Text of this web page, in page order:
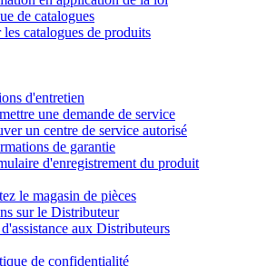
de catalogues
catalogues de produits
d'entretien
une demande de service
un centre de service autorisé
de garantie
d'enregistrement du produit
le magasin de pièces
sur le Distributeur
aux Distributeurs
de confidentialité